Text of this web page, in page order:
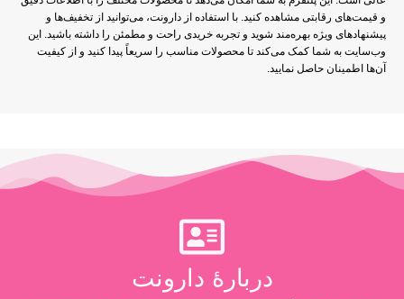
و قیمت‌های رقابتی مشاهده کنید. با استفاده از دارونت، می‌توانید از تخفیف‌ها و
پیشنهادهای ویژه بهره‌مند شوید و تجربه خریدی راحت و مطمئن را داشته باشید. این
وب‌سایت به شما کمک می‌کند تا محصولات مناسب را سریعاً پیدا کنید و از کیفیت
آن‌ها اطمینان حاصل نمایید.
دربارۀ دارونت